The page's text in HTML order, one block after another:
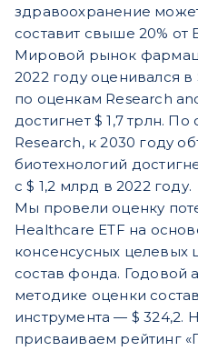
здравоохранение
составит свыше 20% от
Мировой рынок
2022 году оценивался в
по оценкам Research
достигнет $ 1,7 трлн.
Research, к 2030 году
биотехнологий
с $ 1,2 млрд в 2022 году.
Мы провели оценку
Healthcare ETF на
консенсусных целевых
состав фонда. Годовой
методике оценки
инструмента — $ 324,2.
присваиваем рейтинг